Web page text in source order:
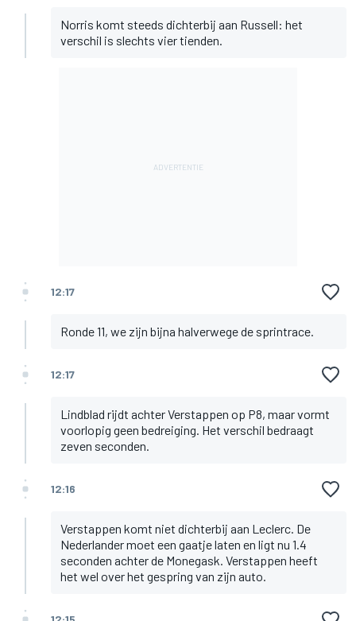
Norris komt steeds dichterbij aan Russell: het
verschil is slechts vier tienden.
12:17
Ronde 11, we zijn bijna halverwege de sprintrace.
12:17
Lindblad rijdt achter Verstappen op P8, maar vormt
voorlopig geen bedreiging. Het verschil bedraagt
zeven seconden.
12:16
Verstappen komt niet dichterbij aan Leclerc. De
Nederlander moet een gaatje laten en ligt nu 1.4
seconden achter de Monegask. Verstappen heeft
het wel over het gespring van zijn auto.